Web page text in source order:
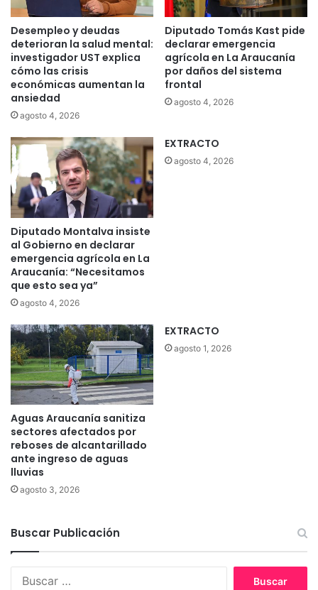
Desempleo y deudas
deterioran la salud mental:
investigador UST explica
cómo las crisis
económicas aumentan la
ansiedad
agosto 4, 2026
Diputado Tomás Kast pide
declarar emergencia
agrícola en La Araucanía
por daños del sistema
frontal
agosto 4, 2026
Diputado Montalva insiste
al Gobierno en declarar
emergencia agrícola en La
Araucanía: “Necesitamos
que esto sea ya”
agosto 4, 2026
EXTRACTO
agosto 4, 2026
Aguas Araucanía sanitiza
sectores afectados por
reboses de alcantarillado
ante ingreso de aguas
lluvias
agosto 3, 2026
EXTRACTO
agosto 1, 2026
Buscar Publicación